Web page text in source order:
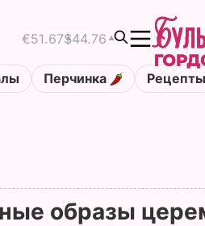
€51.67$44.76
Перчинка Рецепты
образы